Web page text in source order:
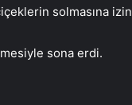
solmasına izin
sona erdi.